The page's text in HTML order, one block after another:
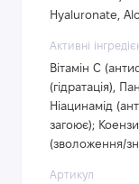
Hyaluronate,
Активні
Вітамін С
(гідратація),
Ніацинамід
загоює);
(зволоження/
Артикул